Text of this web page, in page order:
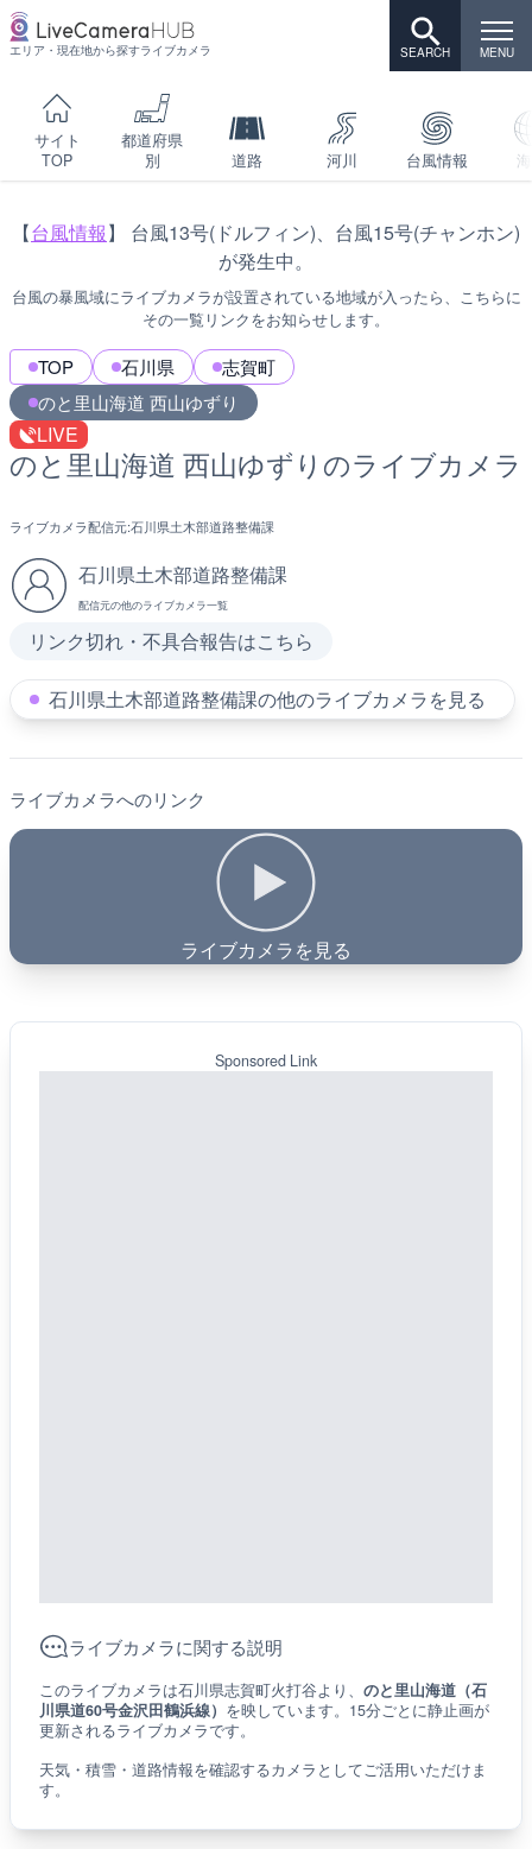
エリア・現在地から探すライブカメラ
サイト
TOP
都道府県
別
道路 河川 台風情報
【台風情報】 台風13号(ドルフィン)、台風15号(チャンホン)
が発生中。
台風の暴風域にライブカメラが設置されている地域が入ったら、こちらに
その一覧リンクをお知らせします。
TOP 石川県
志賀町
のと里山海道 西山ゆずり
LIVE
のと里山海道 西山ゆずりのライブカメラ
ライブカメラ配信元:石川県土木部道路整備課
石川県土木部道路整備課
配信元の他のライブカメラ一覧
リンク切れ・不具合報告はこちら
石川県土木部道路整備課の他のライブカメラを見る
ライブカメラへのリンク
ライブカメラを見る
Sponsored Link
ライブカメラに関する説明
このライブカメラは石川県志賀町火打谷より、 のと里山海道（石
川県道60号金沢田鶴浜線） を映しています。15分ごとに静止画が
更新されるライブカメラです。
天気・積雪・道路情報を確認するカメラとしてご活用いただけま
す。